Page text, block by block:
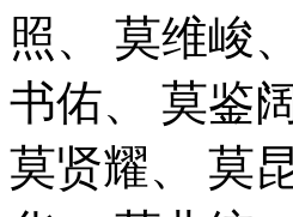
照、
莫维峻、
书佑、
莫鉴阔
莫贤耀、
莫